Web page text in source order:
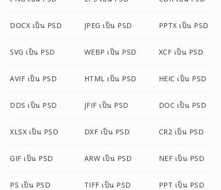
DOCX เป็น PSD JPEG เป็น PSD PPTX เป็น PSD
SVG เป็น PSD WEBP เป็น PSD XCF เป็น PSD
AVIF เป็น PSD HTML เป็น PSD HEIC เป็น PSD
DDS เป็น PSD JFIF เป็น PSD DOC เป็น PSD
XLSX เป็น PSD DXF เป็น PSD CR2 เป็น PSD
GIF เป็น PSD ARW เป็น PSD NEF เป็น PSD
PS เป็น PSD TIFF เป็น PSD PPT เป็น PSD